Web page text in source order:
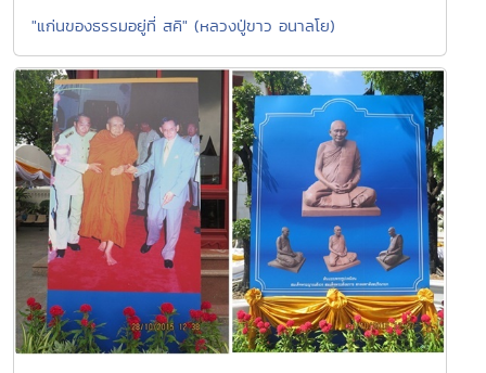
"แก่นของธรรมอยู่ที่ สคิ" (หลวงปู่ขาว อนาลโย)